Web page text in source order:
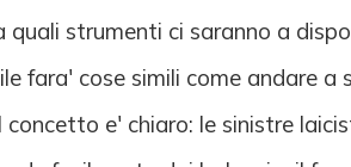
quali strumenti ci saranno a
fara' cose simili come andare a
e' chiaro: le sinistre